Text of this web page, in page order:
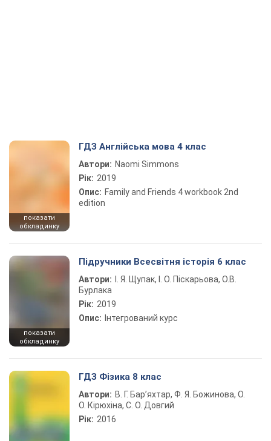
показати
обкладинку
ГДЗ Англійська мова 4 клас
Автори: Naomi Simmons
Рік: 2019
Опис: Family and Friends 4 workbook 2nd
edition
показати
обкладинку
Підручники Всесвітня історія 6 клас
Автори:
І. Я. Щупак, І. О. Піскарьова, О.В.
Бурлака
Рік: 2019
Опис: Інтегрований курс
ГДЗ Фізика 8 клас
Автори: В. Г. Бар’яхтар, Ф. Я. Божинова, О.
О. Кірюхіна, С. О. Довгий
Рік: 2016